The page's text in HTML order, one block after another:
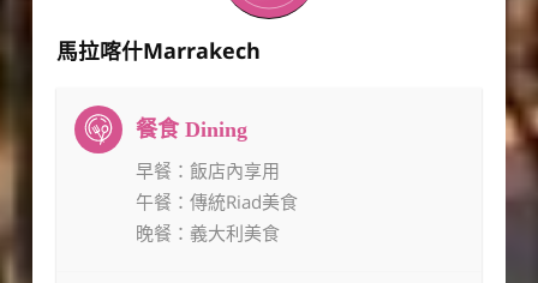
馬拉喀什Marrakech
早餐 ：飯店內享用
午餐 ：傳統Riad美食
晚餐 ：義大利美食